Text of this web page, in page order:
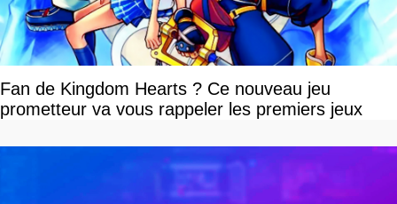
Fan de Kingdom Hearts ? Ce nouveau jeu
prometteur va vous rappeler les premiers jeux